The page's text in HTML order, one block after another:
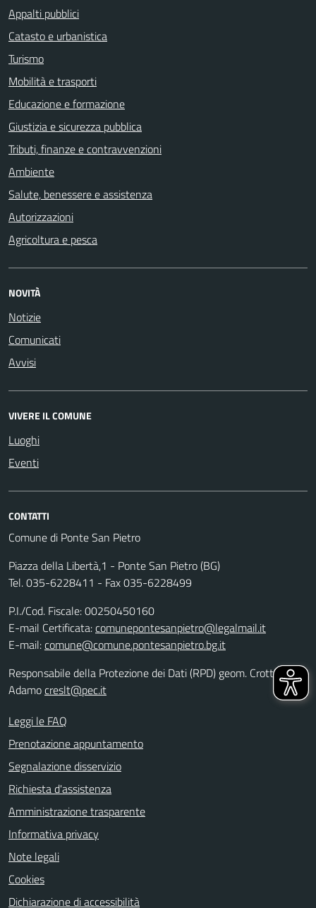
Appalti pubblici
Catasto e urbanistica
Turismo
Mobilità e trasporti
Educazione e formazione
Giustizia e sicurezza pubblica
Tributi, finanze e contravvenzioni
Ambiente
Salute, benessere e assistenza
Autorizzazioni
Agricoltura e pesca
NOVITÀ
Notizie
Comunicati
Avvisi
VIVERE IL COMUNE
Luoghi
Eventi
CONTATTI
Comune di Ponte San Pietro
Piazza della Libertà,1 - Ponte San Pietro (BG)
Tel. 035-6228411 - Fax 035-6228499
P.I./Cod. Fiscale: 00250450160
E-mail Certificata:comunepontesanpietro@legalmail.it
E-mail:comune@comune.pontesanpietro.bg.it
Responsabile della Protezione dei Dati (RPD) geom. Crotti
Adamocreslt@pec.it
Leggi le FAQ
Prenotazione appuntamento
Segnalazione disservizio
Richiesta d'assistenza
Amministrazione trasparente
Informativa privacy
Note legali
Cookies
Dichiarazione di accessibilità